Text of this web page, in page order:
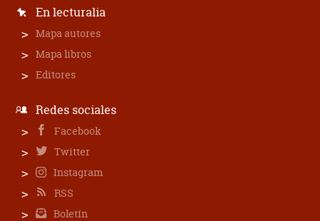
En lecturalia
Mapa autores
Mapa libros
Editores
Redes sociales
Facebook
Twitter
Instagram
RSS
Boletín